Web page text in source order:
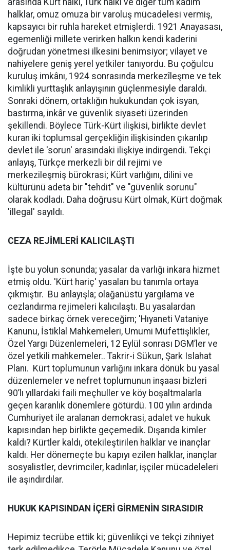
arasında Kürt halkı, Türk halkı ve diğer tüm kadim
halklar, omuz omuza bir varoluş mücadelesi vermiş,
kapsayıcı bir ruhla hareket etmişlerdi. 1921 Anayasası,
egemenliği millete verirken halkın kendi kaderini
doğrudan yönetmesi ilkesini benimsiyor; vilayet ve
nahiyelere geniş yerel yetkiler tanıyordu. Bu çoğulcu
kuruluş imkânı, 1924 sonrasında merkezîleşme ve tek
kimlikli yurttaşlık anlayışının güçlenmesiyle daraldı.
Sonraki dönem, ortaklığın hukukundan çok isyan,
bastırma, inkâr ve güvenlik siyaseti üzerinden
şekillendi. Böylece Türk-Kürt ilişkisi, birlikte devlet
kuran iki toplumsal gerçekliğin ilişkisinden çıkarılıp
devlet ile 'sorun' arasındaki ilişkiye indirgendi. Tekçi
anlayış, Türkçe merkezli bir dil rejimi ve
merkezileşmiş bürokrasi; Kürt varlığını, dilini ve
kültürünü adeta bir "tehdit" ve "güvenlik sorunu"
olarak kodladı. Daha doğrusu Kürt olmak, Kürt doğmak
'illegal' sayıldı.
CEZA REJİMLERİ KALICILAŞTI
İşte bu yolun sonunda; yasalar da varlığı inkara hizmet
etmiş oldu. 'Kürt hariç' yasaları bu tanımla ortaya
çıkmıştır. Bu anlayışla; olağanüstü yargılama ve
cezlandırma rejimeleri kalıcılaştı. Bu yasalardan
sadece birkaç örnek vereceğim; 'Hıyaneti Vataniye
Kanunu, İstiklal Mahkemeleri, Umumi Müfettişlikler,
Özel Yargı Düzenlemeleri, 12 Eylül sonrası DGM’ler ve
özel yetkili mahkemeler.. Takrir-i Sükun, Şark Islahat
Planı. Kürt toplumunun varlığını inkara dönük bu yasal
düzenlemeler ve nefret toplumunun inşaası bizleri
90’lı yıllardaki faili meçhuller ve köy boşaltmalarla
geçen karanlık dönemlere götürdü. 100 yılın ardında
Cumhuriyet ile aralanan demokrasi, adalet ve hukuk
kapısından hep birlikte geçemedik. Dışarıda kimler
kaldı? Kürtler kaldı, ötekileştirilen halklar ve inançlar
kaldı. Her dönemeçte bu kapıyı ezilen halklar, inançlar
sosyalistler, devrimciler, kadınlar, işçiler mücadeleleri
ile aşındırdılar.
HUKUK KAPISINDAN İÇERİ GİRMENİN SIRASIDIR
Hepimiz tecrübe ettik ki; güvenlikçi ve tekçi zihniyet